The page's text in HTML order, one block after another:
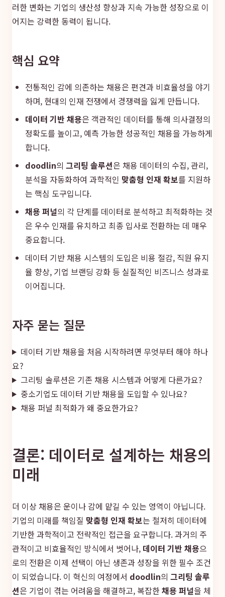
러한 변화는 기업의 생산성 향상과 지속 가능한 성장으로 이
어지는 강력한 동력이 됩니다.
핵심 요약
전통적인 감에 의존하는 채용은 편견과 비효율성을 야기
하며, 현대의 인재 전쟁에서 경쟁력을 잃게 만듭니다.
데이터 기반 채용은 객관적인 데이터를 통해 의사결정의
정확도를 높이고, 예측 가능한 성공적인 채용을 가능하게
합니다.
doodlin의 그리팅 솔루션은 채용 데이터의 수집, 관리,
분석을 자동화하여 과학적인 맞춤형 인재 확보를 지원하
는 핵심 도구입니다.
채용 퍼널의 각 단계를 데이터로 분석하고 최적화하는 것
은 우수 인재를 유치하고 최종 입사로 전환하는 데 매우
중요합니다.
데이터 기반 채용 시스템의 도입은 비용 절감, 직원 유지
율 향상, 기업 브랜딩 강화 등 실질적인 비즈니스 성과로
이어집니다.
자주 묻는 질문
데이터 기반 채용을 처음 시작하려면 무엇부터 해야 하나
요?
그리팅 솔루션은 기존 채용 시스템과 어떻게 다른가요?
중소기업도 데이터 기반 채용을 도입할 수 있나요?
채용 퍼널 최적화가 왜 중요한가요?
결론: 데이터로 설계하는 채용의
미래
더 이상 채용은 운이나 감에 맡길 수 있는 영역이 아닙니다.
기업의 미래를 책임질 맞춤형 인재 확보는 철저히 데이터에
기반한 과학적이고 전략적인 접근을 요구합니다. 과거의 주
관적이고 비효율적인 방식에서 벗어나, 데이터 기반 채용으
로의 전환은 이제 선택이 아닌 생존과 성장을 위한 필수 조건
이 되었습니다. 이 혁신의 여정에서 doodlin의 그리팅 솔루
션은 기업이 겪는 어려움을 해결하고, 복잡한채용 퍼널을 체